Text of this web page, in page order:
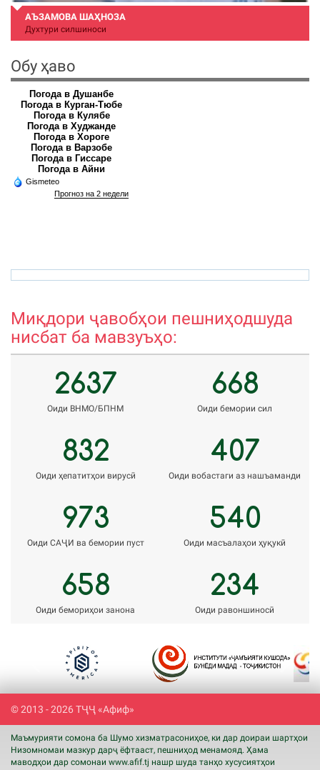
АЪЗАМОВА ШАҲНОЗА
Духтури силшиноси
Обу ҳаво
Погода в Душанбе
Погода в Курган-Тюбе
Погода в Кулябе
Погода в Худжанде
Погода в Хороге
Погода в Варзобе
Погода в Гиссаре
Погода в Айни
Gismeteo
Прогноз на 2 недели
Миқдори ҷавобҳои пешниҳодшуда
нисбат ба мавзуъҳо:
2637
Оиди ВНМО/БПНМ
668
Оиди бемории сил
832
Оиди ҳепатитҳои вирусӣ
407
Оиди вобастаги аз нашъаманди
973
Оиди САҶИ ва бемории пуст
540
Оиди масъалаҳои ҳуқукӣ
658
Оиди бемориҳои занона
234
Оиди равоншиносӣ
Next
© 2013 - 2026 ТҶҶ «Афиф»
Маъмурияти сомона ба Шумо хизматрасониҳое, ки дар доираи шартҳои
Низомномаи мазкур дарҷ ёфтааст, пешниҳод менамояд. Ҳама
маводҳои дар сомонаи www.afif.tj нашр шуда танҳо хусусиятҳои